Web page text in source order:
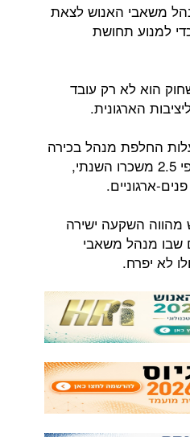
משאבי האנוש לצאת
למנוע תחושת
הוא לא רק עובד
הארגונית.
החלפת מנהל בכירה
במשאבי אנוש יכולה להגיע לפי 2.5 משכרו השנתי,
ארגוניים.
השקעה ישירה
שבו מנהל משאבי
לא יפרח.